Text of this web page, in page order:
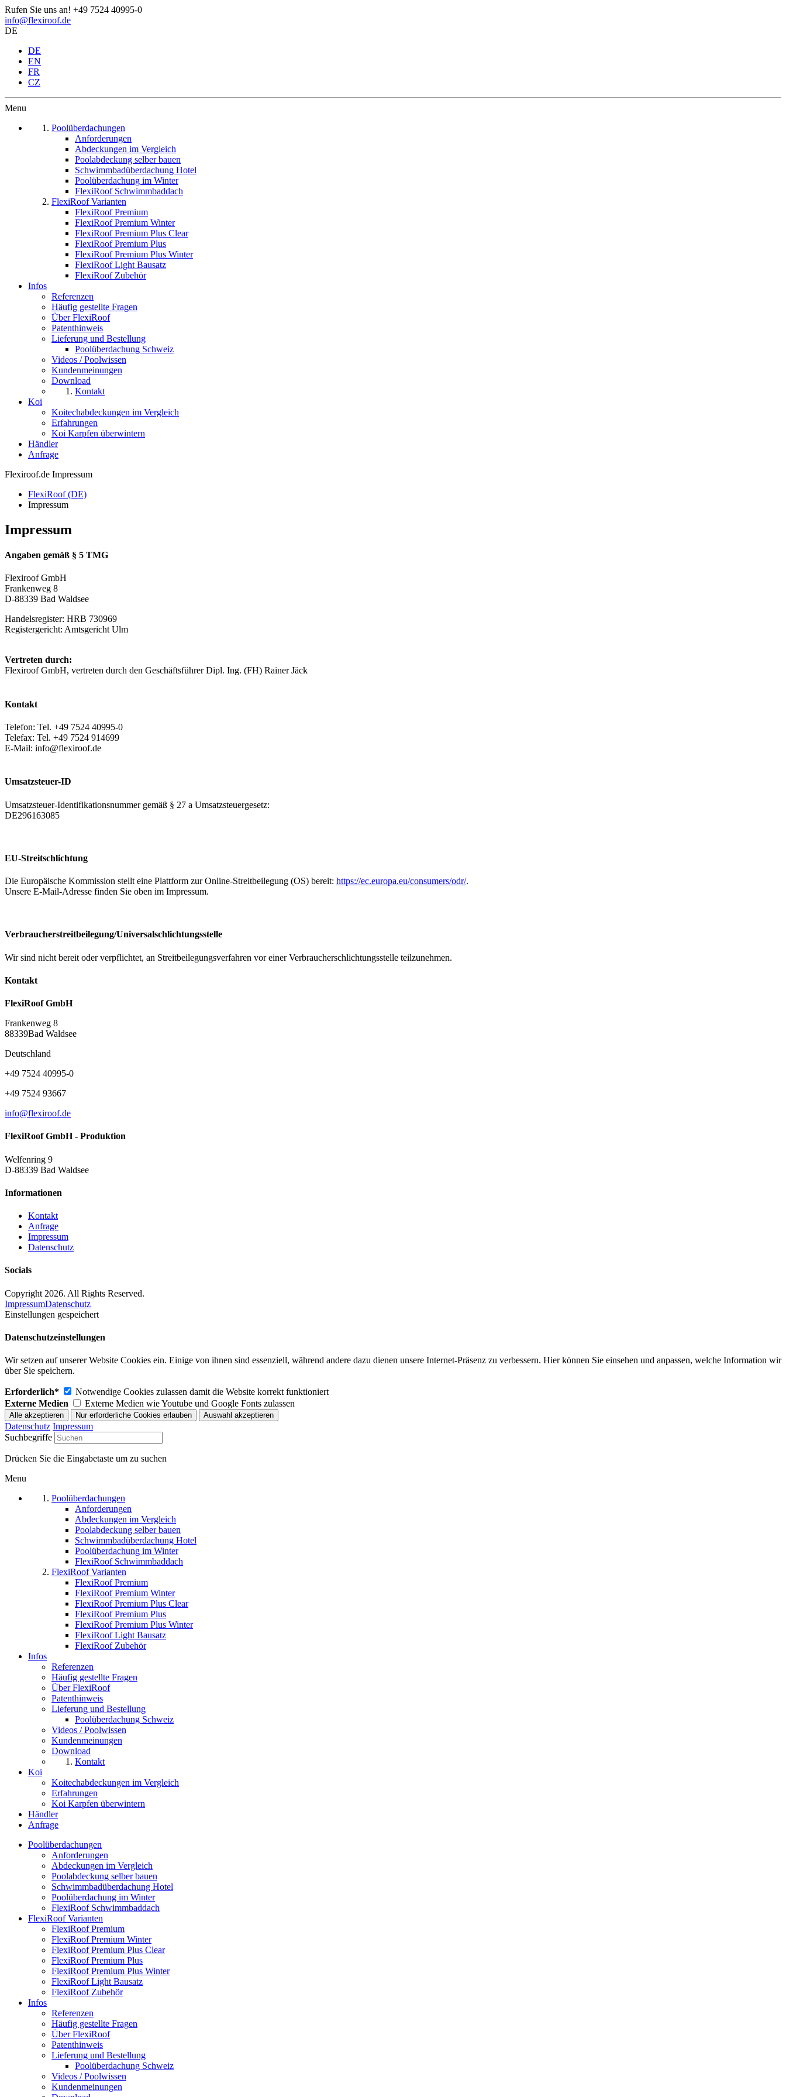
Rufen Sie uns an! +49 7524 40995-0
info@flexiroof.de
DE
DE
EN
FR
CZ
Menu
Poolüberdachungen
Anforderungen
Abdeckungen im Vergleich
Poolabdeckung selber bauen
Schwimmbadüberdachung Hotel
Poolüberdachung im Winter
FlexiRoof Schwimmbaddach
FlexiRoof Varianten
FlexiRoof Premium
FlexiRoof Premium Winter
FlexiRoof Premium Plus Clear
FlexiRoof Premium Plus
FlexiRoof Premium Plus Winter
FlexiRoof Light Bausatz
FlexiRoof Zubehör
Infos
Referenzen
Häufig gestellte Fragen
Über FlexiRoof
Patenthinweis
Lieferung und Bestellung
Poolüberdachung Schweiz
Videos / Poolwissen
Kundenmeinungen
Download
Kontakt
Koi
Koitechabdeckungen im Vergleich
Erfahrungen
Koi Karpfen überwintern
Händler
Anfrage
Flexiroof.de Impressum
FlexiRoof (DE)
Impressum
Impressum
Angaben gemäß § 5 TMG
Flexiroof GmbH
Frankenweg 8
D-88339 Bad Waldsee
Handelsregister: HRB 730969
Registergericht: Amtsgericht Ulm
Vertreten durch:
Flexiroof GmbH, vertreten durch den Geschäftsführer Dipl. Ing. (FH) Rainer Jäck
Kontakt
Telefon: Tel. +49 7524 40995-0
Telefax: Tel. +49 7524 914699
E-Mail: info@flexiroof.de
Umsatzsteuer-ID
Umsatzsteuer-Identifikationsnummer gemäß § 27 a Umsatzsteuergesetz:
DE296163085
EU-Streitschlichtung
Die Europäische Kommission stellt eine Plattform zur Online-Streitbeilegung (OS) bereit: https://ec.europa.eu/consumers/odr/.
Unsere E-Mail-Adresse finden Sie oben im Impressum.
Verbraucher­streit­beilegung/Universal­schlichtungs­stelle
Wir sind nicht bereit oder verpflichtet, an Streitbeilegungsverfahren vor einer Verbraucherschlichtungsstelle teilzunehmen.
Kontakt
FlexiRoof GmbH
Frankenweg 8
88339Bad Waldsee
Deutschland
+49 7524 40995-0
+49 7524 93667
info@flexiroof.de
FlexiRoof GmbH - Produktion
Welfenring 9
D-88339 Bad Waldsee
Informationen
Kontakt
Anfrage
Impressum
Datenschutz
Socials
Copyright 2026. All Rights Reserved.
ImpressumDatenschutz
Einstellungen gespeichert
Datenschutzeinstellungen
Wir setzen auf unserer Website Cookies ein. Einige von ihnen sind essenziell, während andere dazu dienen unsere Internet-Präsenz zu verbessern. Hier können Sie einsehen und anpassen, welche Information wir
über Sie speichern.
Erforderlich*
Notwendige Cookies zulassen damit die Website korrekt funktioniert
Externe Medien
Externe Medien wie Youtube und Google Fonts zulassen
Datenschutz Impressum
Suchbegriffe
Drücken Sie die Eingabetaste um zu suchen
Menu
Poolüberdachungen
Anforderungen
Abdeckungen im Vergleich
Poolabdeckung selber bauen
Schwimmbadüberdachung Hotel
Poolüberdachung im Winter
FlexiRoof Schwimmbaddach
FlexiRoof Varianten
FlexiRoof Premium
FlexiRoof Premium Winter
FlexiRoof Premium Plus Clear
FlexiRoof Premium Plus
FlexiRoof Premium Plus Winter
FlexiRoof Light Bausatz
FlexiRoof Zubehör
Infos
Referenzen
Häufig gestellte Fragen
Über FlexiRoof
Patenthinweis
Lieferung und Bestellung
Poolüberdachung Schweiz
Videos / Poolwissen
Kundenmeinungen
Download
Kontakt
Koi
Koitechabdeckungen im Vergleich
Erfahrungen
Koi Karpfen überwintern
Händler
Anfrage
Poolüberdachungen
Anforderungen
Abdeckungen im Vergleich
Poolabdeckung selber bauen
Schwimmbadüberdachung Hotel
Poolüberdachung im Winter
FlexiRoof Schwimmbaddach
FlexiRoof Varianten
FlexiRoof Premium
FlexiRoof Premium Winter
FlexiRoof Premium Plus Clear
FlexiRoof Premium Plus
FlexiRoof Premium Plus Winter
FlexiRoof Light Bausatz
FlexiRoof Zubehör
Infos
Referenzen
Häufig gestellte Fragen
Über FlexiRoof
Patenthinweis
Lieferung und Bestellung
Poolüberdachung Schweiz
Videos / Poolwissen
Kundenmeinungen